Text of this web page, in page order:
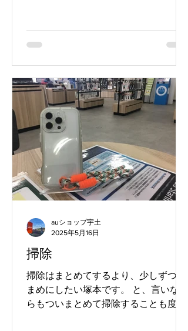
りましたが、その動画でみつけるのが
これまた至難の業でした(笑)...
掃除
掃除はまとめてするより、少しずつこ
まめにしたい塚本です。 と、言いなが
らもついまとめて掃除することも度々
auショップ宇土
2025年5月16日